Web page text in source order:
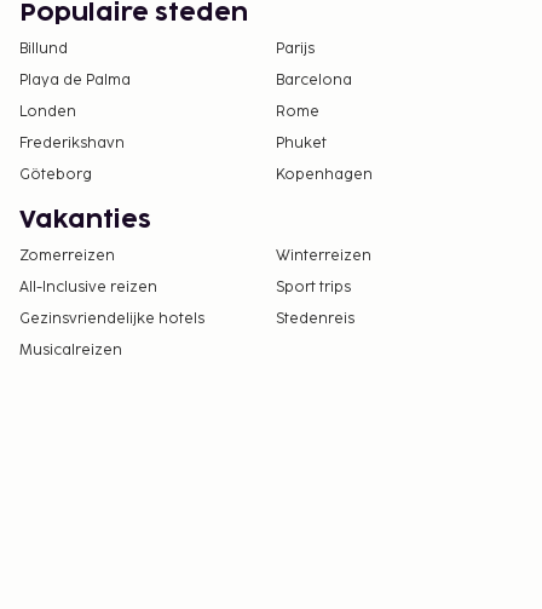
Populaire steden
Billund
Parijs
Playa de Palma
Barcelona
Londen
Rome
Frederikshavn
Phuket
Göteborg
Kopenhagen
Vakanties
Zomerreizen
Winterreizen
All-Inclusive reizen
Sport trips
Gezinsvriendelijke hotels
Stedenreis
Musicalreizen